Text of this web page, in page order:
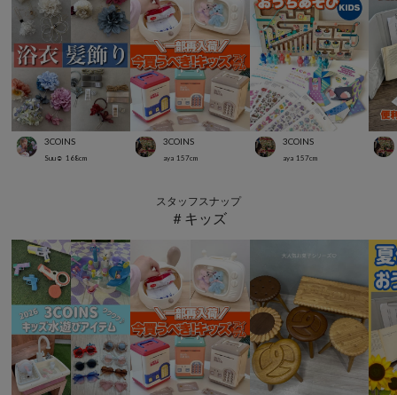
3COINS
Suu☺︎ 168cm
3COINS
aya 157cm
3COINS
aya 157cm
スタッフスナップ
＃キッズ